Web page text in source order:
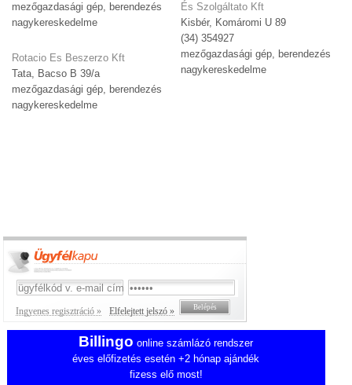
mezőgazdasági gép, berendezés
nagykereskedelme
Rotacio Es Beszerzo Kft
Tata, Bacso B 39/a
mezőgazdasági gép, berendezés
nagykereskedelme
És Szolgáltato Kft
Kisbér, Komáromi U 89
(34) 354927
mezőgazdasági gép, berendezés
nagykereskedelme
Ingyenes regisztráció » Elfelejtett jelszó »
Billingo online számlázó rendszer
éves előfizetés esetén +2 hónap ajándék
fizess elő most!